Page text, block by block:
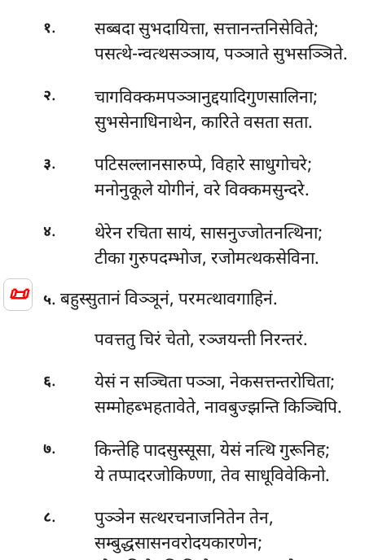
📜
१. सब्बदासुभदायित्ता, सत्तानन्तनिसेविते;
पसत्थे-न्वत्थसञ्ञाय, पञ्ञाते सुभसञ्ञिते.
२.
चागविक्कमपञ्ञानुद्दयादिगुणसालिना;
सुभसेनाधिनाथेन, कारिते वसता सता.
३.
पटिसल्लानसारुप्पे, विहारे साधुगोचरे;
मनोनुकूले योगीनं, वरे विक्कमसुन्दरे.
४.
थेरेन रचिता सायं, सासनुज्जोतनत्थिना;
टीका गुरुपदम्भोज, रजोमत्थकसेविना.
५. बहुस्सुतानं विञ्ञूनं, परमत्थावगाहिनं.
पवत्ततु चिरं चेतो, रञ्जयन्ती निरन्तरं.
६.
येसं न सञ्चिता पञ्ञा, नेकसत्तन्तरोचिता;
सम्मोहब्भहतावेते, नावबुज्झन्ति किञ्चिपि.
७.
किन्तेहि पादसुस्सूसा, येसं नत्थि गुरूनिह;
ये तप्पादरजोकिण्णा, तेव साधूविवेकिनो.
८.
पुञ्ञेन सत्थरचनाजनितेन तेन,
सम्बुद्धसासनवरोदयकारणेन;